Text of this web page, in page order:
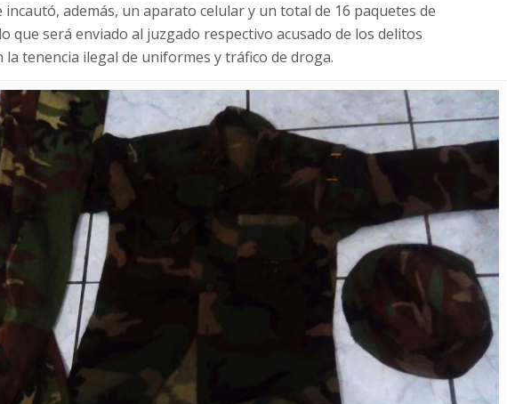
incautó, además, un aparato celular y un total de 16 paquetes de
que será enviado al juzgado respectivo acusado de los delitos
la tenencia ilegal de uniformes y tráfico de droga.